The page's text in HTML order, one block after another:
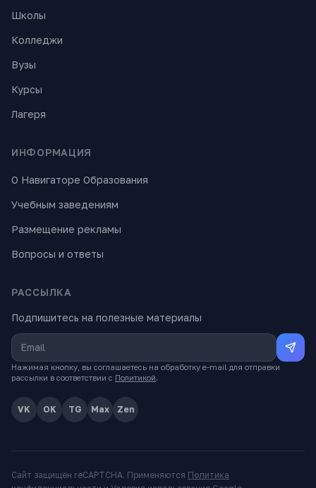
Школы
Колледжи
Вузы
Курсы
Лагеря
ИНФОРМАЦИЯ
О Навигаторе Образования
Учебным заведениям
Размещение рекламы
Вопросы и ответы
РАССЫЛКА
Подпишитесь на полезные материалы
Нажимая кнопку, вы соглашаетесь на обработку e-mail для отправки
рассылки в соответствии с Политикой.
VK OK TG Max Zen
Сайт защищён reCAPTCHA. Применяются Политика